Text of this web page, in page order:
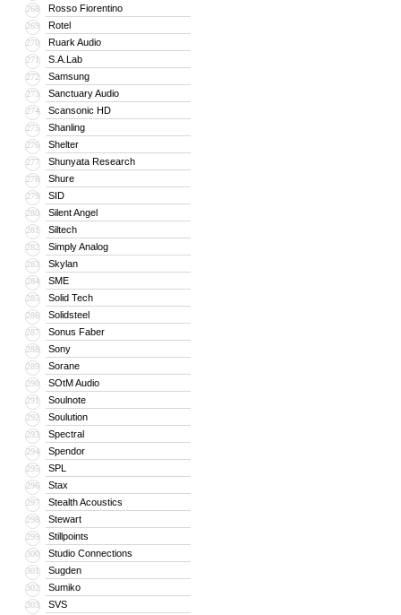
268 Rosso Fiorentino
269 Rotel
270 Ruark Audio
271 S.A.Lab
272 Samsung
273 Sanctuary Audio
274 Scansonic HD
275 Shanling
276 Shelter
277 Shunyata Research
278 Shure
279 SID
280 Silent Angel
281 Siltech
282 Simply Analog
283 Skylan
284 SME
285 Solid Tech
286 Solidsteel
287 Sonus Faber
288 Sony
289 Sorane
290 SOtM Audio
291 Soulnote
292 Soulution
293 Spectral
294 Spendor
295 SPL
296 Stax
297 Stealth Acoustics
298 Stewart
299 Stillpoints
300 Studio Connections
301 Sugden
302 Sumiko
303 SVS